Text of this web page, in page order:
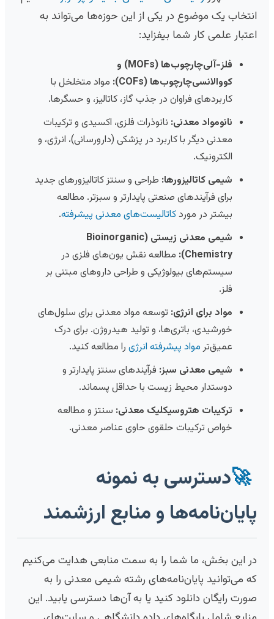
انتخاب یک موضوع در یکی از این حوزه‌ها می‌تواند به
اعتبار علمی کار شما بیفزاید:
فلز-آلی‌چارچوب‌ها (MOFs) و
کووالانسی‌چارچوب‌ها (COFs):
مواد متخلخل با
کاربردهای فراوان در جذب گاز، کاتالیز، و حسگرها.
نانومواد معدنی: نانوذرات فلزی، اکسیدی و ترکیبات
معدنی دیگر با کاربرد در پزشکی (دارورسانی)، انرژی، و
الکترونیک.
شیمی کاتالیزورها: طراحی و سنتز کاتالیزورهای جدید
برای فرآیندهای صنعتی پایدارتر و سبزتر. مطالعه
بیشتر در موردکاتالیست‌های معدنی پیشرفته.
شیمی معدنی زیستی (Bioinorganic
Chemistry):
مطالعه نقش یون‌های فلزی در
سیستم‌های بیولوژیکی و طراحی داروهای مبتنی بر
فلز.
مواد برای انرژی: توسعه مواد معدنی برای سلول‌های
خورشیدی، باتری‌ها، و تولید هیدروژن. برای درک
عمیق‌تر مواد پیشرفته انرژی را مطالعه کنید.
شیمی معدنی سبز: فرآیندهای سنتز پایدارتر و
دوستدار محیط زیست با حداقل پسماند.
ترکیبات هتروسیکلیک معدنی: سنتز و مطالعه
خواص ترکیبات حلقوی حاوی عناصر معدنی.
🚀دسترسی به نمونه
پایان‌نامه‌ها و منابع ارزشمند
در این بخش، ما شما را به سمت منابعی هدایت می‌کنیم
که می‌توانید پایان‌نامه‌های رشته شیمی معدنی را به
صورت رایگان دانلود کنید یا به آن‌ها دسترسی یابید. این